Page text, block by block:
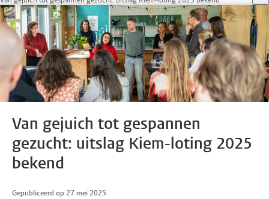
Van gejuich tot gespannen
gezucht: uitslag Kiem-loting 2025
bekend
Gepubliceerd op 27 mei 2025